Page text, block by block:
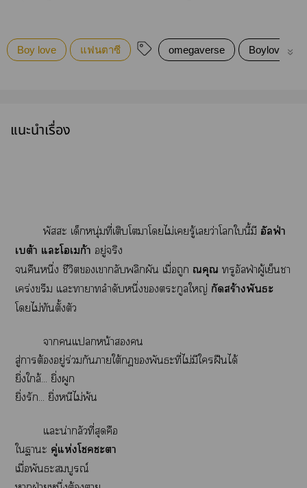
Boy love แฟนตาซี omegaverse Boylove/
แนะนำเรื่อง
พัสะ เด็กหนุ่มที่เติบโตาโไม่เรู้เว่าโในี้มี อัลฟ่า
เบต้า แะโเก้า อยู่จริง
คืนหนึ่ง ชีวิตเากลับพลิกผัน เมื่อถูก ณคุณ ทรูอัลฟ่าผู้เย็นา
เคร่งขรึม แะาาลำดับหนึ่งตระกูลใหญ่ กัดสร้างพันธะ
โไม่ทันตั้งตัว
าแหน้า
สู่าต้องอยู่ร่วมกันาใต้พันธะที่ไม่มีใฝืนได้
ยิ่งใกล้... ยิ่งผูก
ยิ่งรัก... ยิ่งหนีไม่พ้น
แะน่ากลัวที่สุดคือ
ใาะ คู่แห่งโะา
เมื่อพันธะสมบูรณ์